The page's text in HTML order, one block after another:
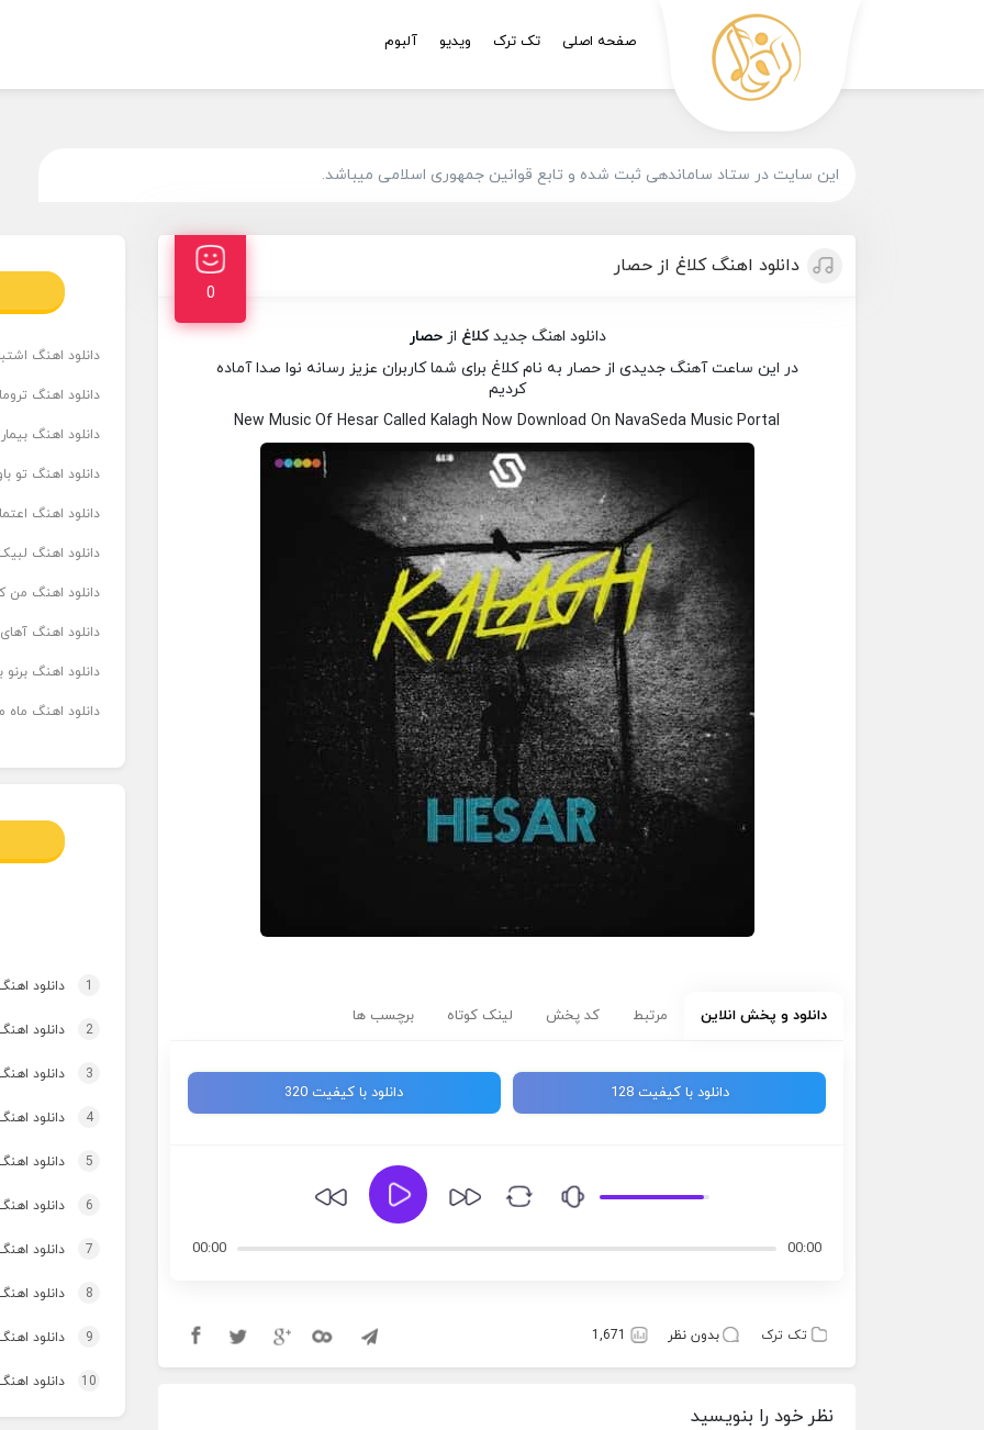
صفحه اصلی تک ترک ویدیو آلبوم
این سایت در ستاد ساماندهی ثبت شده و تابع قوانین جمهوری اسلامی میباشد.
دانلود اهنگ کلاغ از حصار
0
دانلود اهنگ جدیدکلاغ از حصار
در این ساعت آهنگ جدیدی از حصار به نام کلاغ برای شما کاربران عزیز رسانه نوا صدا آماده
کردیم
New Music Of Hesar Called Kalagh Now Download On NavaSeda Music Portal
دانلود و پخش انلاین مرتبط کد پخش لینک کوتاه برچسب ها
دانلود با کیفیت 128 دانلود با کیفیت 320
00:00
00:00
تک ترک بدون نظر 1,671
نظر خود را بنویسید
دانلود اهنگ
دانلود اهنگ
دانلود اهنگ
دانلود اهنگ تو
دانلود اهنگ
دانلود اهنگ
دانلود اهنگ من
دانلود اهنگ
دانلود اهنگ برنو بدوش ۲ از
دانلود اهنگ ماه
1 دانلود
2 دانلود
3 دانلود اهنگ تاپ و
4 دانلود
5 دانلود اهنگ برنو
6 دانلود
7 دانلود
8 دانلود
9 دانلود
10 دانلود